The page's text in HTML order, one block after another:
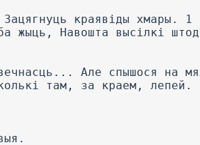
краявіды хмары. 1
жыць, Навошта высілкі
Але спышося на
там, за краем,